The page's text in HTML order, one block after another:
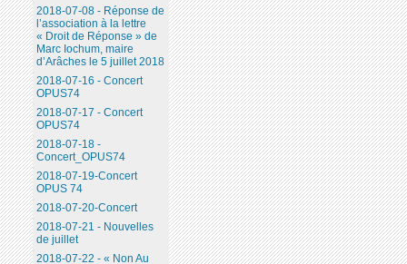
2018-07-08 - Réponse de
l’association à la lettre
« Droit de Réponse » de
Marc Iochum, maire
d’Arâches le 5 juillet 2018
2018-07-16 - Concert
OPUS74
2018-07-17 - Concert
OPUS74
2018-07-18 -
Concert_OPUS74
2018-07-19-Concert
OPUS 74
2018-07-20-Concert
2018-07-21 - Nouvelles
de juillet
2018-07-22 - « Non Au